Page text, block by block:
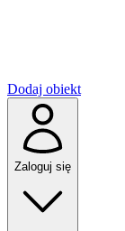
Dodaj obiekt
Zaloguj się